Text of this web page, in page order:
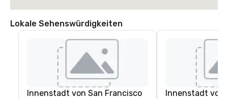
Lokale Sehenswürdigkeiten
Innenstadt von San Francisco Innenstadt von